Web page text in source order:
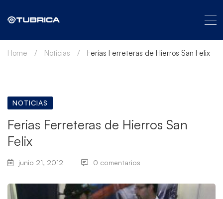
Home Noticias Ferias Ferreteras de Hierros San Felix
NOTICIAS
Ferias Ferreteras de Hierros San
Felix
junio 21, 2012 0 comentarios